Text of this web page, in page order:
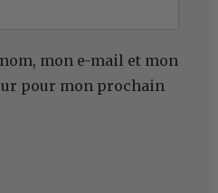
mon e-mail et mon
pour mon prochain